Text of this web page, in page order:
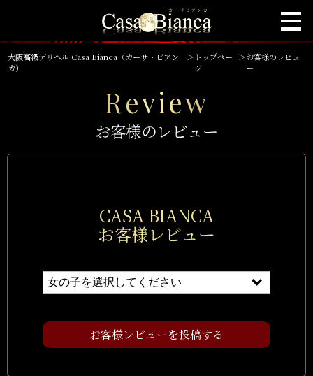
大阪高級デリヘル Casa Bianca（カーサ・ビアン
カ）
＞ トップペー
ジ
＞お客様のレビュ
ー
Review
お客様のレビュー
CASA BIANCA
お客様レビュー
お客様レビューを投稿する